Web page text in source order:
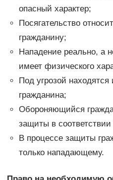
опасный характер;
Посягательство
гражданину;
Нападение реально, а
имеет физического
Под угрозой
гражданина;
Обороняющийся
защиты в
В процессе защиты
только нападающему.